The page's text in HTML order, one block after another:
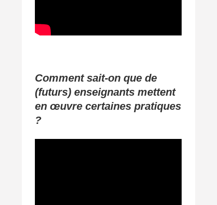
Comment sait-on que de
(futurs) enseignants mettent
en œuvre certaines pratiques
?